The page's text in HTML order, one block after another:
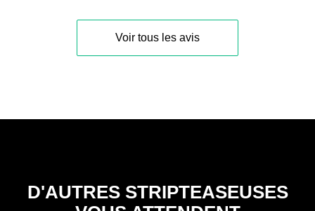
Voir tous les avis
D'AUTRES STRIPTEASEUSES